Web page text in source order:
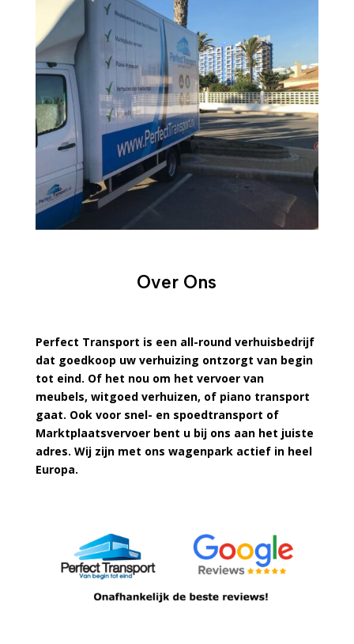
Over Ons
Perfect Transport is een all-round verhuisbedrijf
dat goedkoop uw verhuizing ontzorgt van begin
tot eind. Of het nou om het vervoer van
meubels, witgoed verhuizen, of piano transport
gaat. Ook voor snel- en spoedtransport of
Marktplaatsvervoer bent u bij ons aan het juiste
adres. Wij zijn met ons wagenpark actief in heel
Europa.